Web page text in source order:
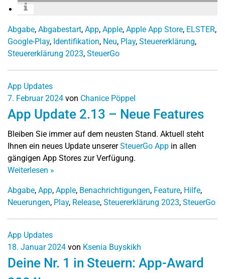
Abgabe, Abgabestart, App, Apple, Apple App Store, ELSTER,
Google-Play, Identifikation, Neu, Play, Steuererklärung,
Steuererklärung 2023, SteuerGo
App Updates
7. Februar 2024 von Chanice Pöppel
App Update 2.13 – Neue Features
Bleiben Sie immer auf dem neusten Stand. Aktuell steht
Ihnen ein neues Update unsererSteuerGo App in allen
gängigen App Stores zur Verfügung.
Weiterlesen »
Abgabe, App, Apple, Benachrichtigungen, Feature, Hilfe,
Neuerungen, Play, Release, Steuererklärung 2023, SteuerGo
App Updates
18. Januar 2024 von Ksenia Buyskikh
Deine Nr. 1 in Steuern: App-Award